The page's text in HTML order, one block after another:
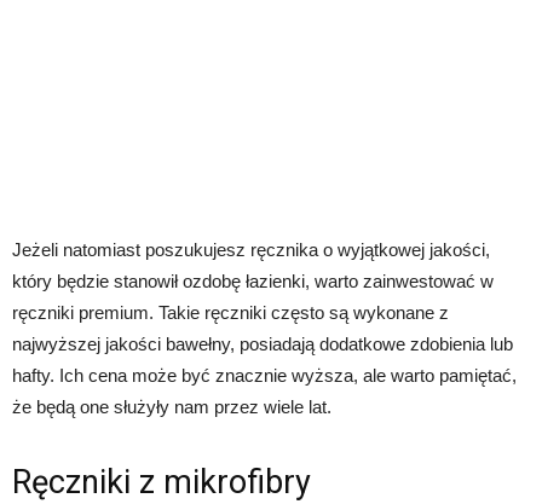
Jeżeli natomiast poszukujesz ręcznika o wyjątkowej jakości,
który będzie stanowił ozdobę łazienki, warto zainwestować w
ręczniki premium. Takie ręczniki często są wykonane z
najwyższej jakości bawełny, posiadają dodatkowe zdobienia lub
hafty. Ich cena może być znacznie wyższa, ale warto pamiętać,
że będą one służyły nam przez wiele lat.
Ręczniki z mikrofibry